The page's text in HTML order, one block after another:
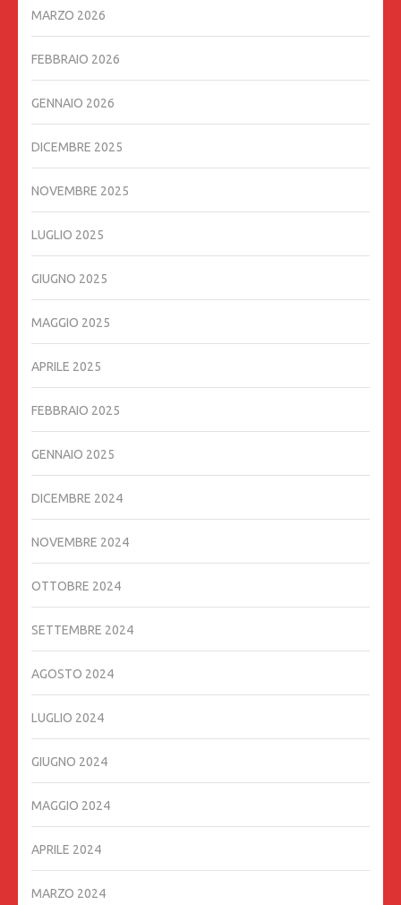
MARZO 2026
FEBBRAIO 2026
GENNAIO 2026
DICEMBRE 2025
NOVEMBRE 2025
LUGLIO 2025
GIUGNO 2025
MAGGIO 2025
APRILE 2025
FEBBRAIO 2025
GENNAIO 2025
DICEMBRE 2024
NOVEMBRE 2024
OTTOBRE 2024
SETTEMBRE 2024
AGOSTO 2024
LUGLIO 2024
GIUGNO 2024
MAGGIO 2024
APRILE 2024
MARZO 2024